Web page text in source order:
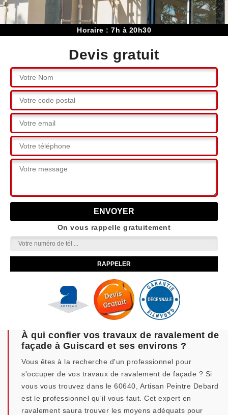
Horaire : 7h à 20h30
Devis gratuit
On vous rappelle gratuitement
À qui confier vos travaux de ravalement de
façade à Guiscard et ses environs ?
Vous êtes à la recherche d'un professionnel pour
s'occuper de vos travaux de ravalement de façade ? Si
vous vous trouvez dans le 60640, Artisan Peintre Debard
est le professionnel qu'il vous faut. Cet expert en
ravalement saura trouver les moyens adéquats pour